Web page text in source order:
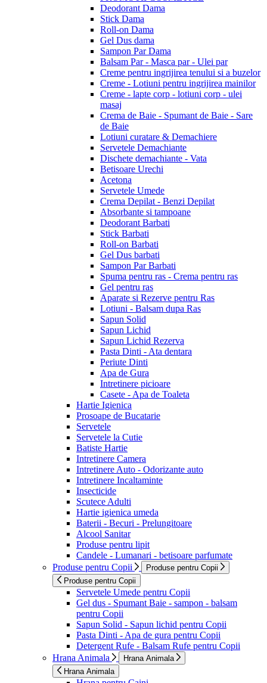
Deodorant Dama
Stick Dama
Roll-on Dama
Gel Dus dama
Sampon Par Dama
Balsam Par - Masca par - Ulei par
Creme pentru ingrijirea tenului si a buzelor
Creme - Lotiuni pentru ingrijirea mainilor
Creme - lapte corp - lotiuni corp - ulei
masaj
Crema de Baie - Spumant de Baie - Sare
de Baie
Lotiuni curatare & Demachiere
Servetele Demachiante
Dischete demachiante - Vata
Betisoare Urechi
Acetona
Servetele Umede
Crema Depilat - Benzi Depilat
Absorbante si tampoane
Deodorant Barbati
Stick Barbati
Roll-on Barbati
Gel Dus barbati
Sampon Par Barbati
Spuma pentru ras - Crema pentru ras
Gel pentru ras
Aparate si Rezerve pentru Ras
Lotiuni - Balsam dupa Ras
Sapun Solid
Sapun Lichid
Sapun Lichid Rezerva
Pasta Dinti - Ata dentara
Periute Dinti
Apa de Gura
Intretinere picioare
Casete - Apa de Toaleta
Hartie Igienica
Prosoape de Bucatarie
Servetele
Servetele la Cutie
Batiste Hartie
Intretinere Camera
Intretinere Auto - Odorizante auto
Intretinere Incaltaminte
Insecticide
Scutece Adulti
Hartie igienica umeda
Baterii - Becuri - Prelungitoare
Alcool Sanitar
Produse pentru lipit
Candele - Lumanari - betisoare parfumate
Produse pentru Copii
Produse pentru Copii
Produse pentru Copii
Servetele Umede pentru Copii
Gel dus - Spumant Baie - sampon - balsam
pentru Copii
Sapun Solid - Sapun lichid pentru Copii
Pasta Dinti - Apa de gura pentru Copii
Detergent Rufe - Balsam Rufe pentru Copii
Hrana Animala
Hrana Animala
Hrana Animala